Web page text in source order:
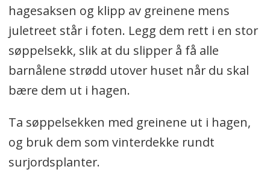
hagesaksen og klipp av greinene mens
juletreet står i foten. Legg dem rett i en stor
søppelsekk, slik at du slipper å få alle
barnålene strødd utover huset når du skal
bære dem ut i hagen.
Ta søppelsekken med greinene ut i hagen,
og bruk dem som vinterdekke rundt
surjordsplanter.